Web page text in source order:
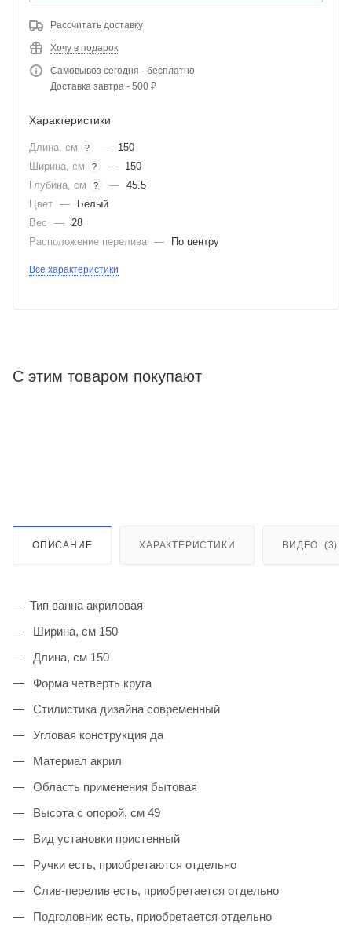
Рассчитать доставку
Хочу в подарок
Самовывоз сегодня - бесплатно
Доставка завтра - 500 ₽
Характеристики
Длина, см ? —
150
Ширина, см
? —
150
Глубина, см
? — 45.5
Цвет —
Белый
Вес
— 28
Расположение перелива — По центру
Все характеристики
С этим товаром покупают
ОПИСАНИЕ ХАРАКТЕРИСТИКИ ВИДЕО (3)
Тип ванна акриловая
Ширина, см 150
Длина, см 150
Форма четверть круга
Стилистика дизайна современный
Угловая конструкция да
Материал акрил
Область применения бытовая
Высота с опорой, см 49
Вид установки пристенный
Ручки есть, приобретаются отдельно
Слив-перелив есть, приобретается отдельно
Подголовник есть, приобретается отдельно